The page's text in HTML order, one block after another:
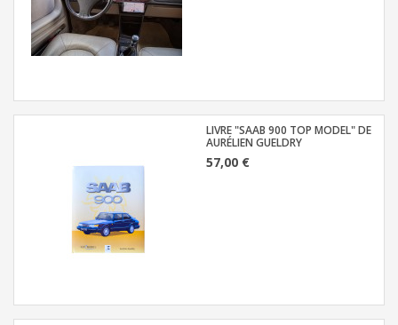
LIVRE "SAAB 900 TOP MODEL" DE
AURÉLIEN GUELDRY
57,00 €